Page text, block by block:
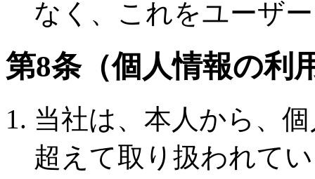
なく、これをユーザ
第8条（個人情報の利
当社は、本人から、
超えて取り扱われて